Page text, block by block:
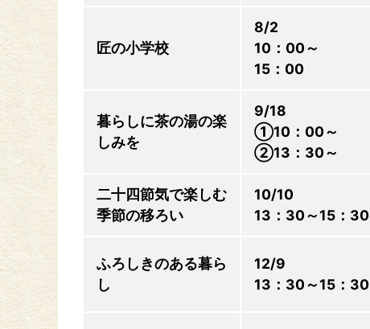
匠の小学校
8/2
10：00～
15：00
暮らしに茶の湯の楽
しみを
9/18
①10：00～
②13：30～
二十四節気で楽しむ
季節の移ろい
10/10
13：30～15：30
ふろしきのある暮ら
し
12/9
13：30～15：30